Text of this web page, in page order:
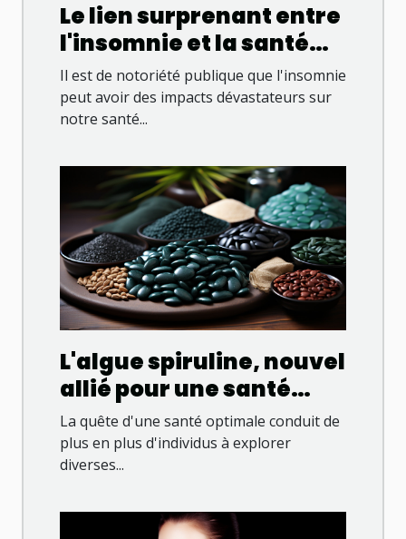
Le lien surprenant entre
l'insomnie et la santé
intestinale
Il est de notoriété publique que l'insomnie
peut avoir des impacts dévastateurs sur
notre santé...
L'algue spiruline, nouvel
allié pour une santé
optimale?
La quête d'une santé optimale conduit de
plus en plus d'individus à explorer
diverses...